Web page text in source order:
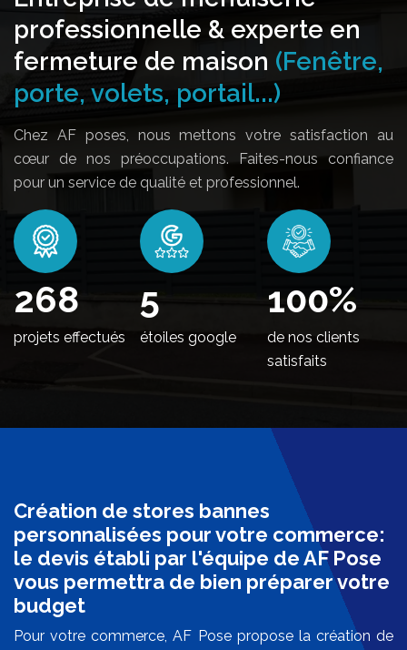
professionnelle & experte en
fermeture de maison (Fenêtre,
porte, volets, portail...)
Chez AF poses, nous mettons votre satisfaction au
cœur de nos préoccupations. Faites-nous confiance
pour un service de qualité et professionnel.
324
projets effectués
5
étoiles google
100%
de nos clients
satisfaits
Création de stores bannes
personnalisées pour votre commerce:
le devis établi par l'équipe de AF Pose
vous permettra de bien préparer votre
budget
Pour votre commerce, AF Pose propose la création de